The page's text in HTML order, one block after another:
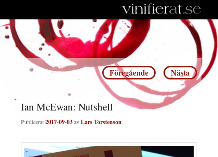
Inläggsnavigering
Föregående Nästa
Ian McEwan: Nutshell
Publicerat2017-09-03avLars Torstenson